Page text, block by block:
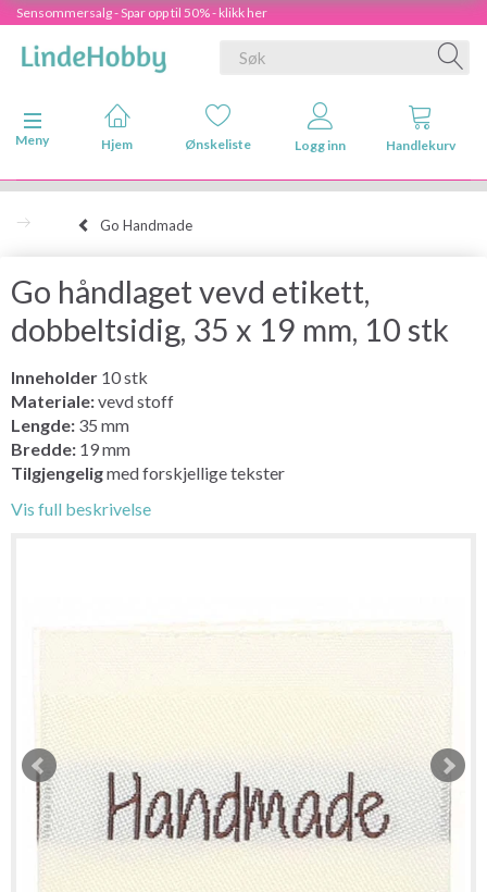
Sensommersalg - Spar opp til 50% - klikk her
Veksle navigasjon
Meny
Hjem Ønskeliste Logg inn Handlekurv
Go Handmade
Go håndlaget vevd etikett,
dobbeltsidig, 35 x 19 mm, 10 stk
Inneholder 10 stk
Materiale:vevd stoff
Lengde: 35 mm
Bredde: 19 mm
Tilgjengeligmed forskjellige tekster
Vis full beskrivelse